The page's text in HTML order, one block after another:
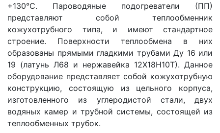
+130°С. Пароводяные подогреватели (ПП)
представляют собой теплообменник
кожухотрубного типа, и имеют стандартное
строение. Поверхности теплообмена в них
образованы прямыми гладкими трубами Ду 16 или
19 (латунь Л68 и нержавейка 12Х18Н10Т). Данное
оборудование представляет собой кожухотрубную
конструкцию, состоящую из цельного корпуса,
изготовленного из углеродистой стали, двух
водяных камер и трубной системы, состоящей из
теплообменных трубок.